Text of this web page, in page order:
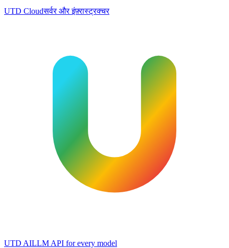
UTD Cloudसर्वर और इंफ़्रास्ट्रक्चर
UTD AILLM API for every model